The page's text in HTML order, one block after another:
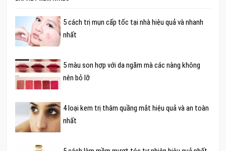
5 cách trị mụn cấp tốc tại nhà hiệu quả và nhanh
nhất
5 màu son hợp với da ngăm mà các nàng không
nên bỏ lỡ
4 loại kem trị thâm quầng mắt hiệu quả và an toàn
nhất